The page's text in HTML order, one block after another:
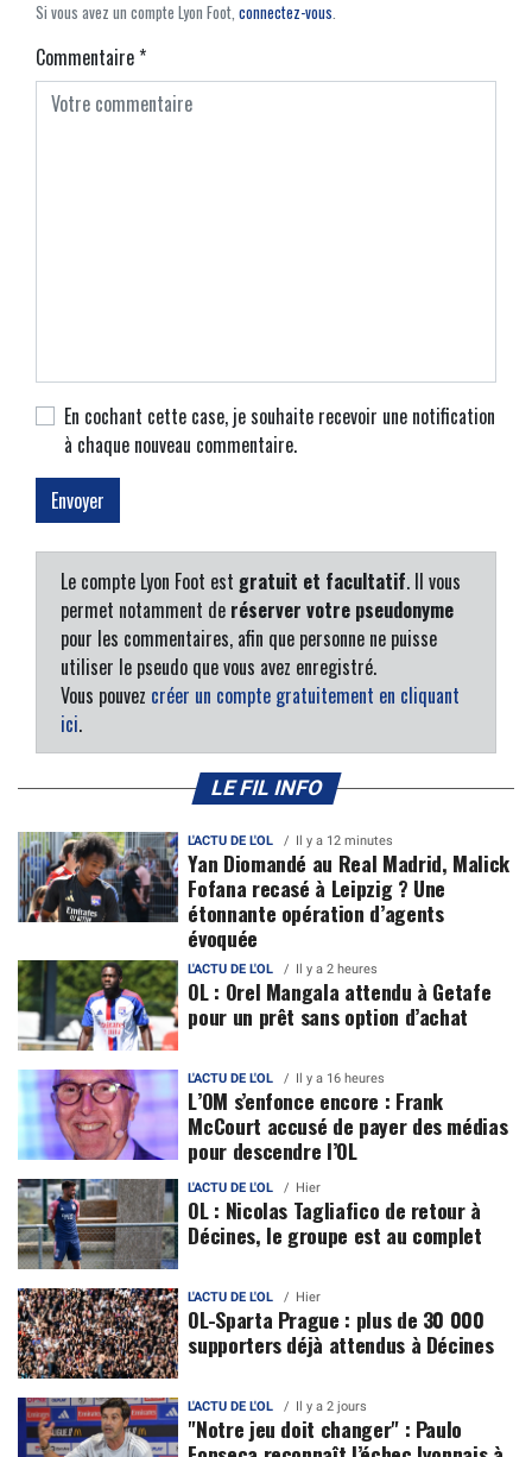
Si vous avez un compte Lyon Foot, connectez-vous.
Commentaire*
En cochant cette case, je souhaite recevoir une notification
à chaque nouveau commentaire.
Le compte Lyon Foot est gratuit et facultatif. Il vous
permet notamment de réserver votre pseudonyme
pour les commentaires, afin que personne ne puisse
utiliser le pseudo que vous avez enregistré.
Vous pouvez créer un compte gratuitement en cliquant
ici.
LE FIL INFO
L'ACTU DE L'OL Il y a 12 minutes
Yan Diomandé au Real Madrid, Malick
Fofana recasé à Leipzig ? Une
étonnante opération d’agents
évoquée
L'ACTU DE L'OL Il y a 2 heures
OL : Orel Mangala attendu à Getafe
pour un prêt sans option d’achat
L'ACTU DE L'OL Il y a 16 heures
L’OM s’enfonce encore : Frank
McCourt accusé de payer des médias
pour descendre l’OL
L'ACTU DE L'OL Hier
OL : Nicolas Tagliafico de retour à
Décines, le groupe est au complet
L'ACTU DE L'OL Hier
OL-Sparta Prague : plus de 30 000
supporters déjà attendus à Décines
L'ACTU DE L'OL Il y a 2 jours
"Notre jeu doit changer" : Paulo